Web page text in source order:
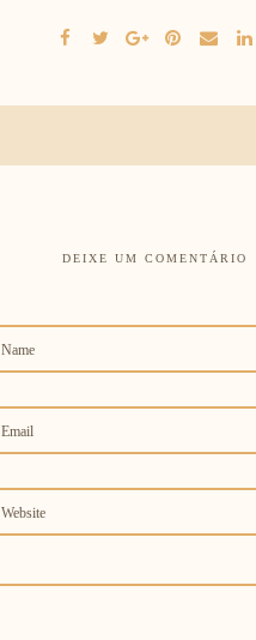
DEIXE UM COMENTÁRIO
Name
Email
Website